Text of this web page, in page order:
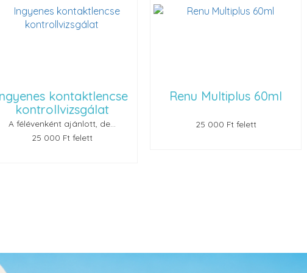
Renu Multiplus 60ml
25 000 Ft felett
Bio true (60 ml)